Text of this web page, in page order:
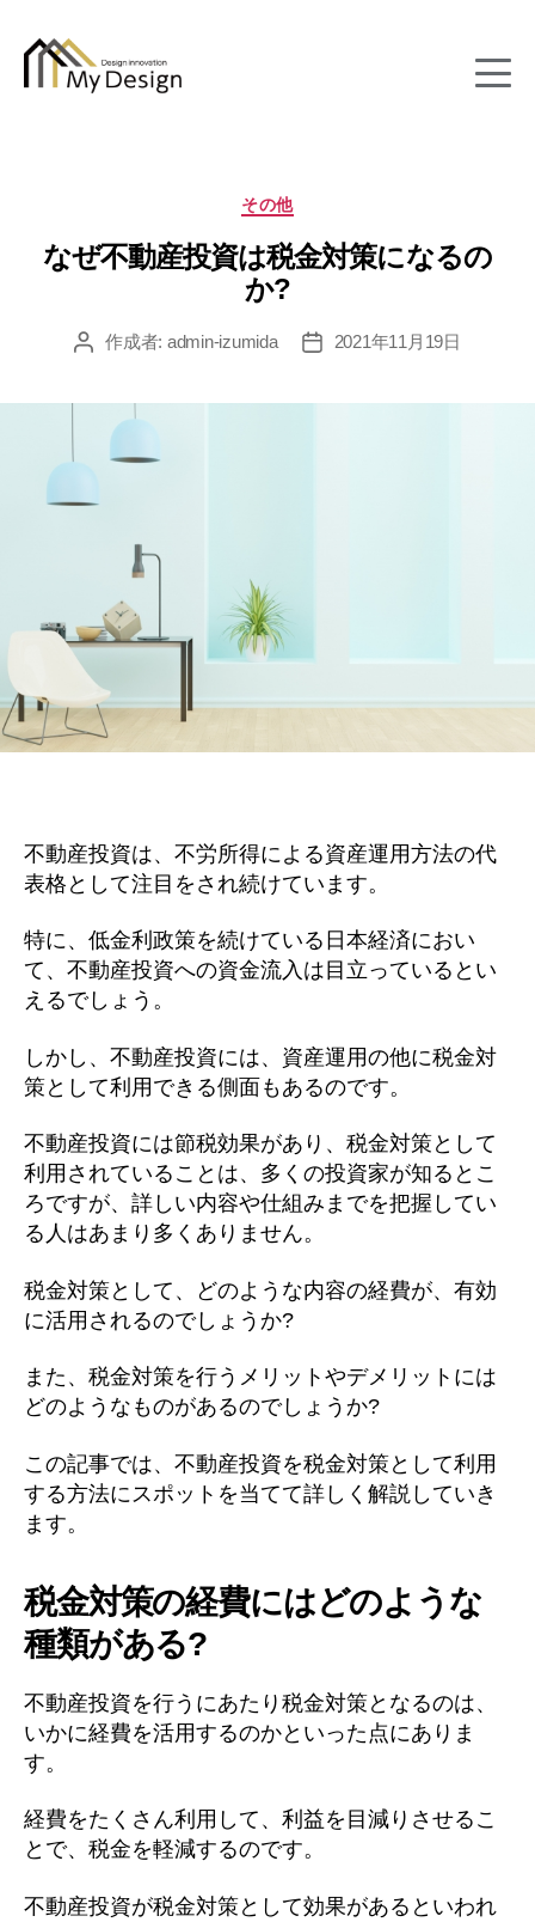
カ
ゴ
リ
ー
その他
なぜ不動産投資は税金対策になるの
か?
投 作成者: admin-izumida
投
2021年11月19日
不動産投資は、不労所得による資産運用方法の代
表格として注目をされ続けています。
特に、低金利政策を続けている日本経済におい
て、不動産投資への資金流入は目立っているとい
えるでしょう。
しかし、不動産投資には、資産運用の他に税金対
策として利用できる側面もあるのです。
不動産投資には節税効果があり、税金対策として
利用されていることは、多くの投資家が知るとこ
ろですが、詳しい内容や仕組みまでを把握してい
る人はあまり多くありません。
税金対策として、どのような内容の経費が、有効
に活用されるのでしょうか?
また、税金対策を行うメリットやデメリットには
どのようなものがあるのでしょうか?
この記事では、不動産投資を税金対策として利用
する方法にスポットを当てて詳しく解説していき
ます。
税金対策の経費にはどのような
種類がある?
不動産投資を行うにあたり税金対策となるのは、
いかに経費を活用するのかといった点にありま
す。
経費をたくさん利用して、利益を目減りさせるこ
とで、税金を軽減するのです。
不動産投資が税金対策として効果があるといわれ